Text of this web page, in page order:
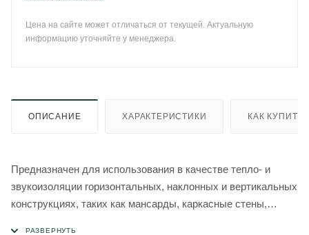
Цена на сайте может отличаться от текущей. Актуальную
информацию уточняйте у менеджера.
ОПИСАНИЕ ХАРАКТЕРИСТИКИ КАК КУПИТЬ
Предназначен для использования в качестве тепло- и
звукоизоляции горизонтальных, наклонных и вертикальных
конструкциях, таких как мансарды, каркасные стены,